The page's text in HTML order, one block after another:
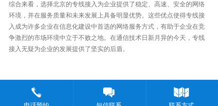
综合来看，选择北京的专线接入为企业提供了稳定、高速、安全的网络
环境，并在服务质量和未来发展上具备明显优势。这些优点使得专线接
入成为许多企业在信息化建设中首选的网络服务方式，有助于企业在竞
争激烈的市场环境中立于不败之地。在通信技术日新月异的今天，专线
接入无疑为企业的发展提供了坚实的后盾。